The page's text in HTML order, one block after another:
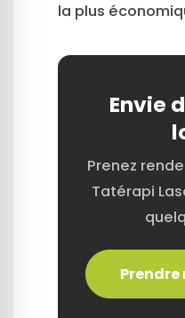
la plus
Envie
Prenez
Tatérapi